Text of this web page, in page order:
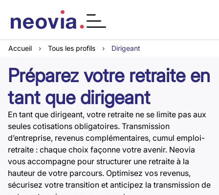
Accueil › Tous les profils › Dirigeant
Préparez votre retraite en
tant que dirigeant
En tant que dirigeant, votre retraite ne se limite pas aux
seules cotisations obligatoires. Transmission
d’entreprise, revenus complémentaires, cumul emploi-
retraite : chaque choix façonne votre avenir. Neovia
vous accompagne pour structurer une retraite à la
hauteur de votre parcours. Optimisez vos revenus,
sécurisez votre transition et anticipez la transmission de